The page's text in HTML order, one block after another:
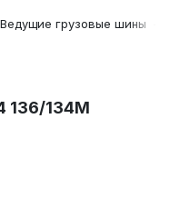
Ведущие грузовые шины
136/134M